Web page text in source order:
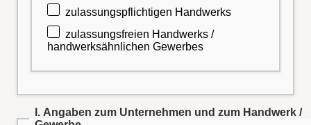
zulassungspflichtigen Handwerks
zulassungsfreien Handwerks /
handwerksähnlichen Gewerbes
I. Angaben zum Unternehmen und zum Handwerk /